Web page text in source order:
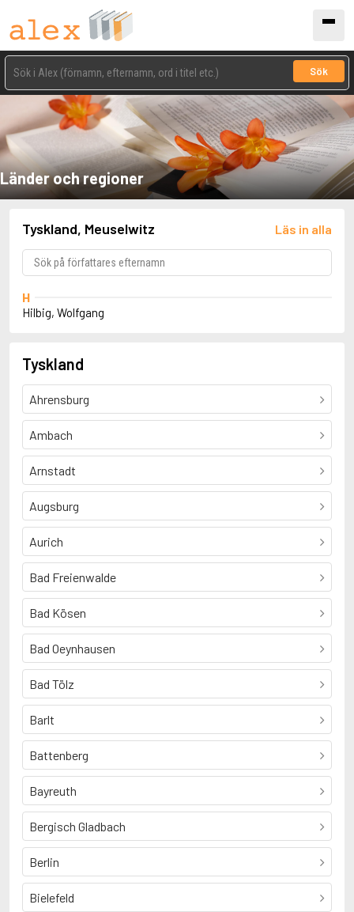
Sök
Länder och regioner
Tyskland, Meuselwitz Läs in alla
H
Hilbig, Wolfgang
Tyskland
Ahrensburg
Ambach
Arnstadt
Augsburg
Aurich
Bad Freienwalde
Bad Kösen
Bad Oeynhausen
Bad Tölz
Barlt
Battenberg
Bayreuth
Bergisch Gladbach
Berlin
Bielefeld